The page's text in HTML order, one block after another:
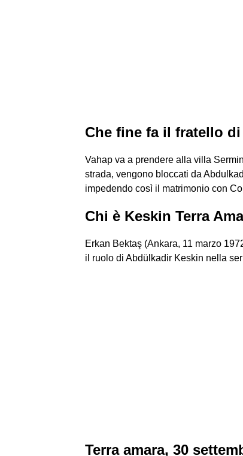
Che fine fa il fratello
Vahap va a prendere alla villa
strada, vengono bloccati da
impedendo così il matrimonio con
Chi è Keskin Terra
Erkan Bektaş (Ankara, 11 marzo
il ruolo di Abdülkadir Keskin nella
Terra amara, 30